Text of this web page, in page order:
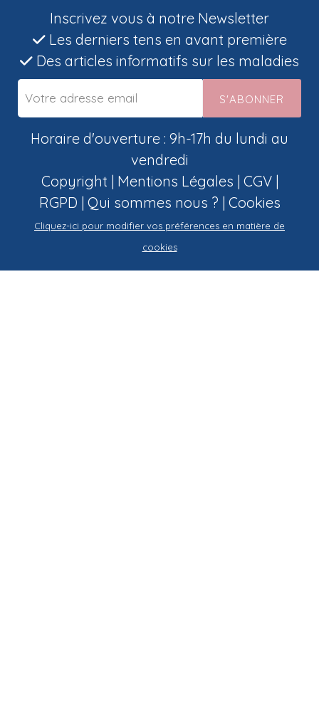
Inscrivez vous à notre Newsletter
Les derniers tens en avant première
Des articles informatifs sur les maladies
S'ABONNER
Horaire d'ouverture : 9h-17h du lundi au
vendredi
Copyright | Mentions Légales CGV|
RGPD Qui sommes nous ? Cookies
Cliquez-ici pour modifier vos préférences en matière de
cookies